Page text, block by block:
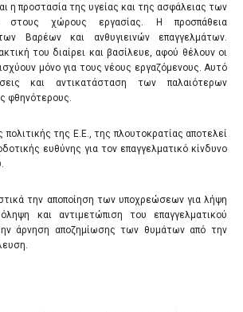
η προστασία της υγείας και της ασφάλειας των
στους χώρους εργασίας. Η προσπάθεια
Βαρέων και ανθυγιεινών επαγγελμάτων.
του διαίρει και βασίλευε, αφού θέλουν οι
μόνο για τους νέους εργαζόμενους. Αυτό
και αντικατάσταση των παλαιότερων
φθηνότερους.
της Ε.Ε., της πλουτοκρατίας αποτελεί
ευθύνης για τον επαγγελματικό κίνδυνο
την αποποίηση των υποχρεώσεων για λήψη
και αντιμετώπιση του επαγγελματικού
άρνηση αποζημίωσης των θυμάτων από την